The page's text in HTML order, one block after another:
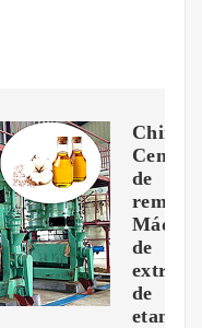
China
de
remojo
de
de
etanol